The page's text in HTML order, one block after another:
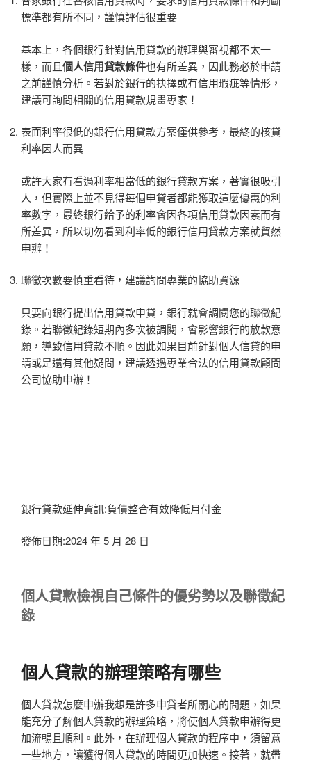
標準都有所不同，謹慎評估很重要
基本上，各個銀行針對信用貸款的辦理與審視都不太一
樣，而且個人信用貸款條件也有所差異，因此務必於申請
之前謹慎分析。若對於銀行的抉擇或有信用瑕疵等情形，
建議可詢問相關的信用貸款規畫專家！
表面利率很低的銀行信用貸款方案僅供參考，最終的核貸
利率因人而異
或許大家有看過利率相當低的銀行貸款方案，著實很吸引
人，但實際上並不見得每個申貸者都能獲取這麼優惠的利
率數字，最終銀行給予的利率會因各項信用貸款因素而有
所差異，所以切勿看到利率低的銀行信用貸款方案就貿然
申辦！
聯徵次數要慎重看待，建議詢問專業的協助資源
只要向銀行提出信用貸款申貸，銀行就會調閱您的聯徵紀
錄。若聯徵紀錄短期內多次被調閱，會影響銀行的放款意
願，導致信用貸款不順。因此如果目前針對個人信貸的申
請或是還有其他疑問，建議透過專業合法的信用貸款顧問
公司協助申辦！
銀行貸款延伸資訊:負債整合有效降低月付金
發佈日期:2024 年 5 月 28 日
個人貸款檢視自己條件的優劣勢以及聯徵紀
錄
個人貸款的辦理策略有哪些
個人貸款怎麼申辦我想是許多申貸者所關心的問題，如果
能充分了解個人貸款的辦理策略，將使個人貸款申辦得更
加流暢且順利。此外，在辦理個人貸款的程序中，須留意
一些地方，讓獲得個人貸款的時間更加快速。接著，就帶